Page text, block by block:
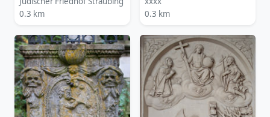
0.3 km
0.3 km